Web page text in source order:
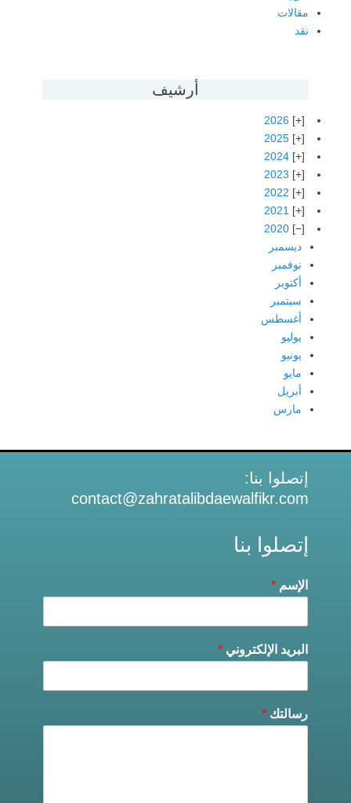
مقالات
نقد
أرشيف
2026
2025
2024
2023
2022
2021
2020
ديسمبر
نوفمبر
أكتوبر
سبتمبر
أغسطس
يوليو
يونيو
مايو
أبريل
مارس
إتصلوا بنا:
contact@zahratalibdaewalfikr.com
إتصلوا بنا
الإسم *
البريد الإلكتروني *
رسالتك *